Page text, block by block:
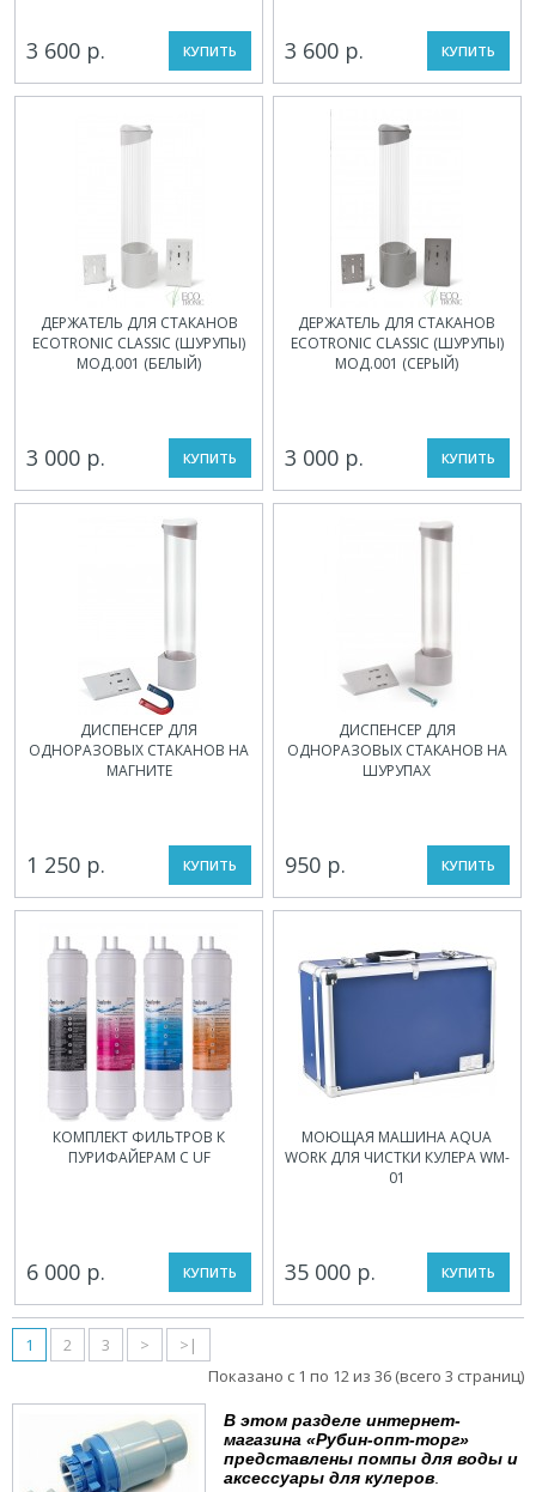
3 600 р. КУПИТЬ 3 600 р. КУПИТЬ
ДЕРЖАТЕЛЬ ДЛЯ СТАКАНОВ
ECOTRONIC CLASSIC (ШУРУПЫ)
МОД.001 (БЕЛЫЙ)
3 000 р. КУПИТЬ
ДЕРЖАТЕЛЬ ДЛЯ СТАКАНОВ
ECOTRONIC CLASSIC (ШУРУПЫ)
МОД.001 (СЕРЫЙ)
3 000 р. КУПИТЬ
ДИСПЕНСЕР ДЛЯ
ОДНОРАЗОВЫХ СТАКАНОВ НА
МАГНИТЕ
1 250 р. КУПИТЬ
ДИСПЕНСЕР ДЛЯ
ОДНОРАЗОВЫХ СТАКАНОВ НА
ШУРУПАХ
950 р. КУПИТЬ
КОМПЛЕКТ ФИЛЬТРОВ К
ПУРИФАЙЕРАМ С UF
6 000 р. КУПИТЬ
МОЮЩАЯ МАШИНА AQUA
WORK ДЛЯ ЧИСТКИ КУЛЕРА WM-
01
35 000 р. КУПИТЬ
1 2 3 >
>|
Показано с 1 по 12 из 36 (всего 3 страниц)
В этом разделе интернет-
магазина «Рубин-опт-торг»
представлены помпы для воды и
аксессуары для кулеров